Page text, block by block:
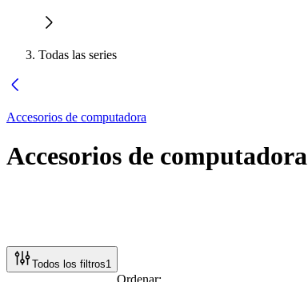
Todas las series
Accesorios de computadora
Accesorios de computadora
Todos los filtros1
Ordenar: